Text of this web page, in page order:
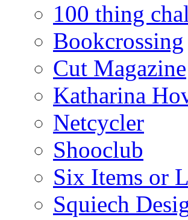
100 thing
Bookcrossing
Cut Magazine
Katharina
Netcycler
Shooclub
Six Items or
Squiech